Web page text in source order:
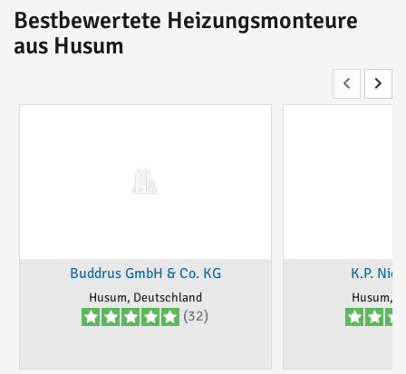
Bestbewertete Heizungsmonteure
aus Husum
Buddrus GmbH & Co. KG
Husum, Deutschland
(32)
K.P.
Husum,